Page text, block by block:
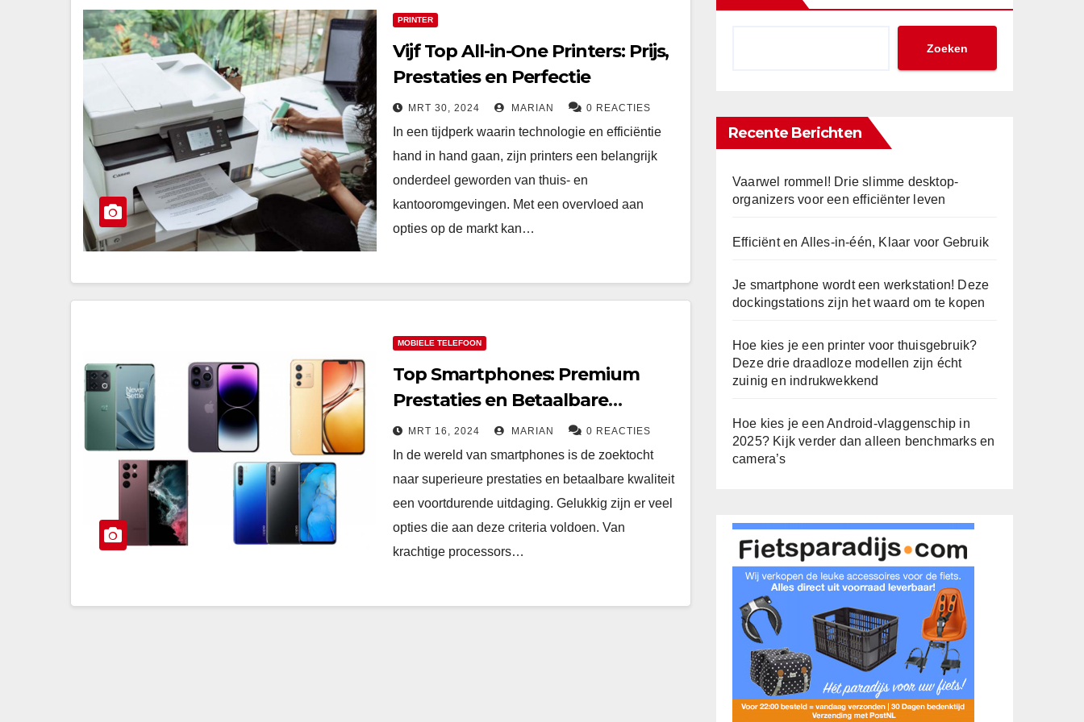
PRINTER
Vijf Top All-in-One Printers: Prijs,
Prestaties en Perfectie
MRT 30, 2024 MARIAN 0 REACTIES
In een tijdperk waarin technologie en efficiëntie
hand in hand gaan, zijn printers een belangrijk
onderdeel geworden van thuis- en
kantooromgevingen. Met een overvloed aan
opties op de markt kan…
MOBIELE TELEFOON
Top Smartphones: Premium
Prestaties en Betaalbare
Kwaliteit
MRT 16, 2024 MARIAN 0 REACTIES
In de wereld van smartphones is de zoektocht
naar superieure prestaties en betaalbare kwaliteit
een voortdurende uitdaging. Gelukkig zijn er veel
opties die aan deze criteria voldoen. Van
krachtige processors…
Zoeken
Recente Berichten
Vaarwel rommel! Drie slimme desktop-
organizers voor een efficiënter leven
Efficiënt en Alles-in-één, Klaar voor Gebruik
Je smartphone wordt een werkstation! Deze
dockingstations zijn het waard om te kopen
Hoe kies je een printer voor thuisgebruik?
Deze drie draadloze modellen zijn écht
zuinig en indrukwekkend
Hoe kies je een Android-vlaggenschip in
2025? Kijk verder dan alleen benchmarks en
camera’s